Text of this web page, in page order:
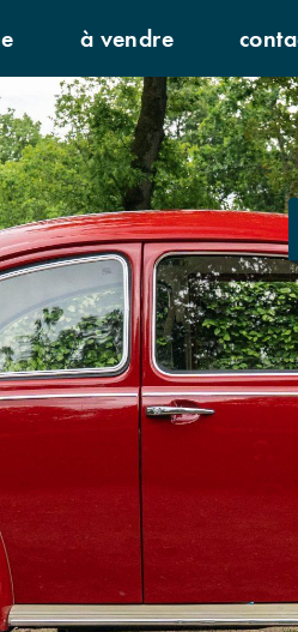
à vendre